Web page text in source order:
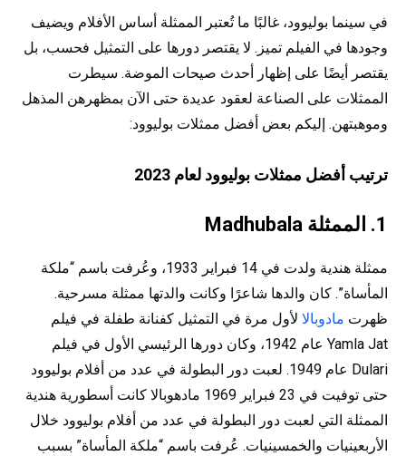
في سينما بوليوود، غالبًا ما تُعتبر الممثلة أساس الأفلام ويضيف
وجودها في الفيلم تميز. لا يقتصر دورها على التمثيل فحسب، بل
يقتصر أيضًا على إظهار أحدث صيحات الموضة. سيطرت
الممثلات على الصناعة لعقود عديدة حتى الآن بمظهرهن المذهل
وموهبتهن. إليكم بعض أفضل ممثلات بوليوود:
ترتيب أفضل ممثلات بوليوود لعام 2023
1. الممثلة Madhubala
ممثلة هندية ولدت في 14 فبراير 1933، وعُرفت باسم “ملكة
المأساة”. كان والدها شاعرًا وكانت والدتها ممثلة مسرحية.
ظهرت مادوبالا لأول مرة في التمثيل كفنانة طفلة في فيلم
Yamla Jat عام 1942، وكان دورها الرئيسي الأول في فيلم
Dulari عام 1949. لعبت دور البطولة في عدد من أفلام بوليوود
حتى توفيت في 23 فبراير 1969 مادهوبالا كانت أسطورية هندية
الممثلة التي لعبت دور البطولة في عدد من أفلام بوليوود خلال
الأربعينيات والخمسينيات. عُرفت باسم “ملكة المأساة” بسبب